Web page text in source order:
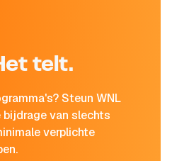
telt.
Steun WNL
van slechts
verplichte